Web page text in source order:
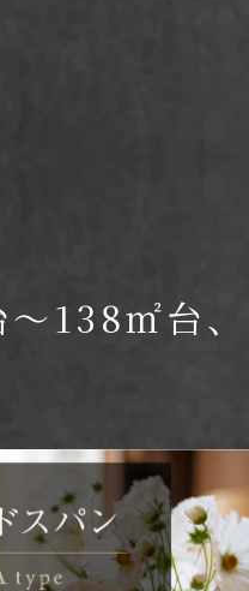
138㎡台、